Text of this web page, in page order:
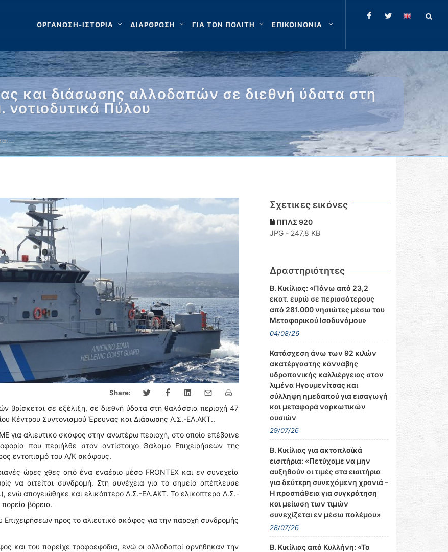
ΟΡΓΑΝΩΣΗ-ΙΣΤΟΡΙΑ ΔΙΑΡΘΡΩΣΗ ΓΙΑ ΤΟΝ ΠΟΛΙΤΗ ΕΠΙΚΟΙΝΩΝΙΑ
και διάσωσης αλλοδαπών σε διεθνή ύδατα στη
νοτιοδυτικά Πύλου
…
Share:
βρίσκεται σε εξέλιξη, σε διεθνή ύδατα στη θαλάσσια περιοχή 47
Κέντρου Συντονισμού Έρευνας και Διάσωσης Λ.Σ.-ΕΛ.ΑΚΤ..
για αλιευτικό σκάφος στην ανωτέρω περιοχή, στο οποίο επέβαινε
που περιήλθε στον αντίστοιχο Θάλαμο Επιχειρήσεων της
εντοπισμό του Α/Κ σκάφους.
ώρες χθες από ένα εναέριο μέσο FRONTEX και εν συνεχεία
να αιτείται συνδρομή. Στη συνέχεια για το σημείο απέπλευσε
απογειώθηκε και ελικόπτερο Λ.Σ.-ΕΛ.ΑΚΤ. Το ελικόπτερο Λ.Σ.-
βόρεια.
προς το αλιευτικό σκάφος για την παροχή συνδρομής
και του παρείχε τροφοεφόδια, ενώ οι αλλοδαποί αρνήθηκαν την
Σχετικες εικόνες
ΠΠΛΣ 920
JPG - 247,8 KB
Δραστηριότητες
Β. Κικίλιας: «Πάνω από 23,2
εκατ. ευρώ σε περισσότερους
από 281.000 νησιώτες μέσω του
Μεταφορικού Ισοδυνάμου»
04/08/26
Κατάσχεση άνω των 92 κιλών
ακατέργαστης κάνναβης
υδροπονικής καλλιέργειας στον
λιμένα Ηγουμενίτσας και
σύλληψη ημεδαπού για εισαγωγή
και μεταφορά ναρκωτικών
ουσιών
29/07/26
Β. Κικίλιας για ακτοπλοϊκά
εισιτήρια: «Πετύχαμε να μην
αυξηθούν οι τιμές στα εισιτήρια
για δεύτερη συνεχόμενη χρονιά –
Η προσπάθεια για συγκράτηση
και μείωση των τιμών
συνεχίζεται εν μέσω πολέμου»
28/07/26
Β. Κικίλιας από Κυλλήνη: «Το